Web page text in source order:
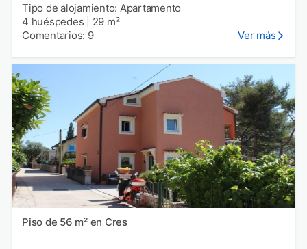
Tipo de alojamiento: Apartamento
4 huéspedes
29 m²
Comentarios: 9
Ver más
Piso de 56 m² en Cres